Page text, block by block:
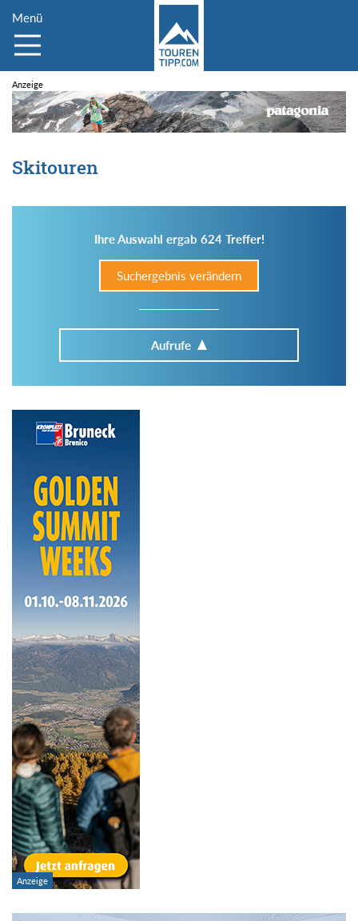
Menü
Skitouren
Ihre Auswahl ergab 624 Treffer!
Suchergebnis verändern
Aufrufe
Im Tourenarchiv suchen
Land:
Region:
Gebirge:
Art der Tour:
Schwierigkeitsgrad:
von
Kondition (Tourdauer):
von
Suchbegriff: